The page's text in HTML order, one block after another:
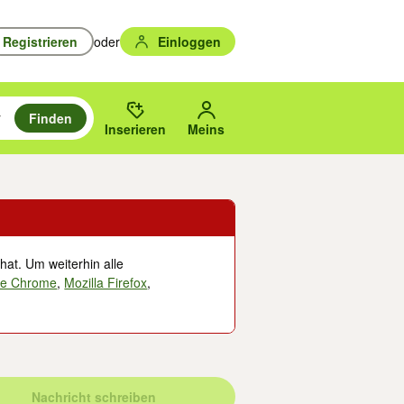
Registrieren oder Einloggen
und mit Eingabetaste auswählen.
zu suchen, oder Vorschläge mit den Pfeiltasten nach oben/
gewählten Orts oder PLZ.
Finden
Inserieren Meins
Um weiterhin alle
Chrome, Mozilla Firefox,
Nachricht schreiben